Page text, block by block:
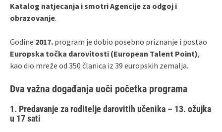
Katalog natjecanja i smotri Agencije za odgoj i
obrazovanje.
Godine 2017. program je dobio posebno priznanje i postao
Europska točka darovitosti (European Talent Point),
kao dio mreže od 350 članica iz 39 europskih zemalja.
Dva važna događanja uoči početka programa
1. Predavanje za roditelje darovitih učenika – 13. ožujka
u 17 sati